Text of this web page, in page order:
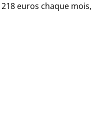
euros chaque